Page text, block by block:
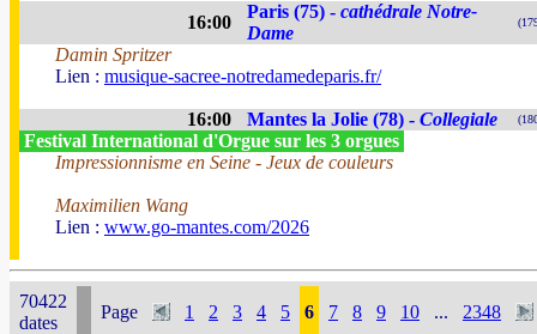
16:00
Paris (75) - cathédrale Notre-
Dame
Damin Spritzer
Lien : musique-sacree-notredamedeparis.fr/
16:00 Mantes la Jolie (78) - Collegiale
Festival International d'Orgue sur les 3 orgues
Impressionnisme en Seine - Jeux de couleurs
Maximilien Wang
Lien : www.go-mantes.com/2026
70422
dates
Page 1 2 3 4 5 6 7 8 9 10 ... 2348